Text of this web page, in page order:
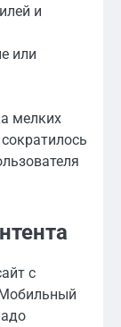
и
или
мелких
с